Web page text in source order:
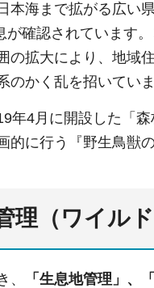
本海まで拡がる広い
が確認されています
の拡大により、地域
のかく乱を招いていま
年4月に開設した「
的に行う『野生鳥獣
理（ワイル
、
「生息地管理」、